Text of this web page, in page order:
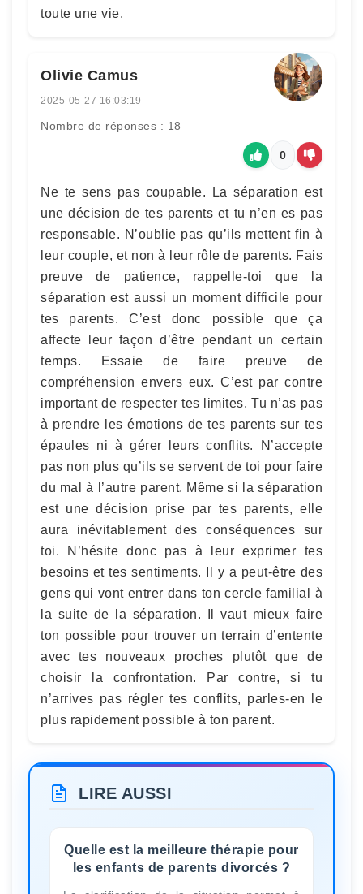
toute une vie.
Olivie Camus
2025-05-27 16:03:19
Nombre de réponses : 18
0
Ne te sens pas coupable. La séparation est
une décision de tes parents et tu n’en es pas
responsable. N’oublie pas qu’ils mettent fin à
leur couple, et non à leur rôle de parents. Fais
preuve de patience, rappelle-toi que la
séparation est aussi un moment difficile pour
tes parents. C’est donc possible que ça
affecte leur façon d’être pendant un certain
temps. Essaie de faire preuve de
compréhension envers eux. C’est par contre
important de respecter tes limites. Tu n’as pas
à prendre les émotions de tes parents sur tes
épaules ni à gérer leurs conflits. N’accepte
pas non plus qu’ils se servent de toi pour faire
du mal à l’autre parent. Même si la séparation
est une décision prise par tes parents, elle
aura inévitablement des conséquences sur
toi. N’hésite donc pas à leur exprimer tes
besoins et tes sentiments. Il y a peut-être des
gens qui vont entrer dans ton cercle familial à
la suite de la séparation. Il vaut mieux faire
ton possible pour trouver un terrain d’entente
avec tes nouveaux proches plutôt que de
choisir la confrontation. Par contre, si tu
n’arrives pas régler tes conflits, parles-en le
plus rapidement possible à ton parent.
LIRE AUSSI
Quelle est la meilleure thérapie pour
les enfants de parents divorcés ?